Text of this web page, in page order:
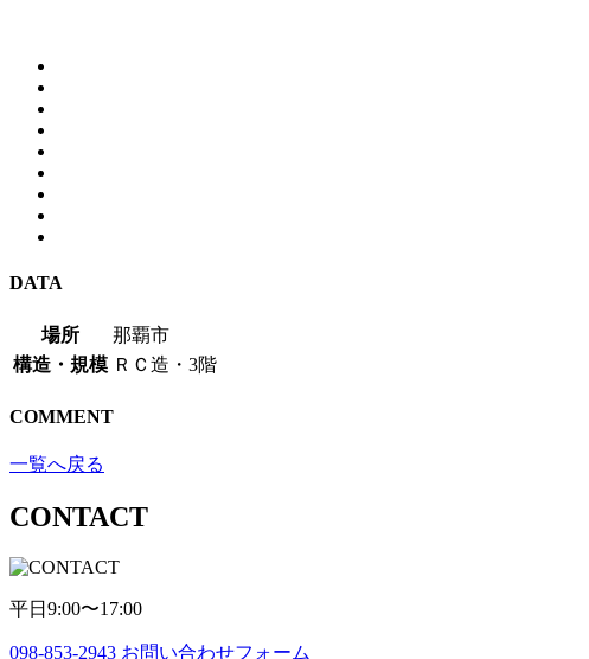
DATA
場所
那覇市
構造・規模 ＲＣ造・3階
COMMENT
一覧へ戻る
CONTACT
平日9:00〜17:00
098-853-2943 お問い合わせフォーム